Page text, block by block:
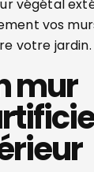
végétal
vos
votre jardin.
mur